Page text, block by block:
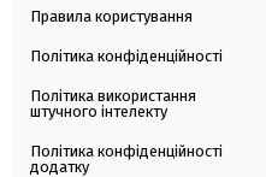
Правила користування
Політика конфіденційності
Політика використання
штучного інтелекту
Політика конфіденційності
додатку